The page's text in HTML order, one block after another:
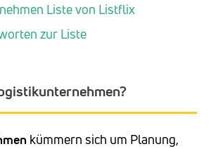
Liste von Listflix
zur Liste
kümmern sich um Planung,